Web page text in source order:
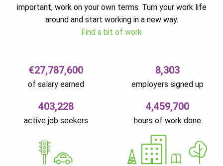
important, work on your own terms. Turn your work life
around and start working in a new way.
Find a bit of work
€27,787,600
of salary earned
8,303
employers signed up
403,228
active job seekers
4,459,700
hours of work done